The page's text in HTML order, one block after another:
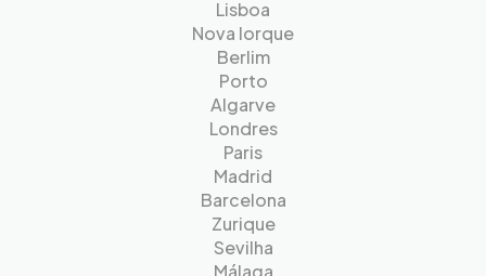
Lisboa
Nova Iorque
Berlim
Porto
Algarve
Londres
Paris
Madrid
Barcelona
Zurique
Sevilha
Málaga